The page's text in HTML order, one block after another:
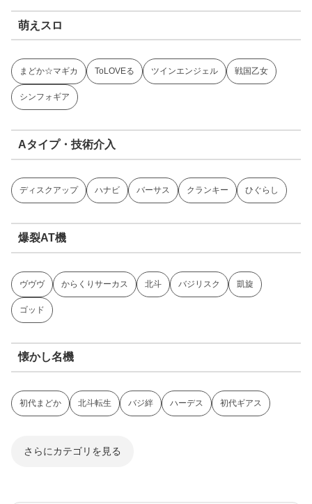
萌えスロ
まどか☆マギカ ToLOVEる ツインエンジェル 戦国乙女
シンフォギア
Aタイプ・技術介入
ディスクアップ ハナビ バーサス クランキー ひぐらし
爆裂AT機
ヴヴヴ からくりサーカス 北斗 バジリスク 凱旋
ゴッド
懐かし名機
初代まどか 北斗転生 バジ絆 ハーデス 初代ギアス
さらにカテゴリを見る